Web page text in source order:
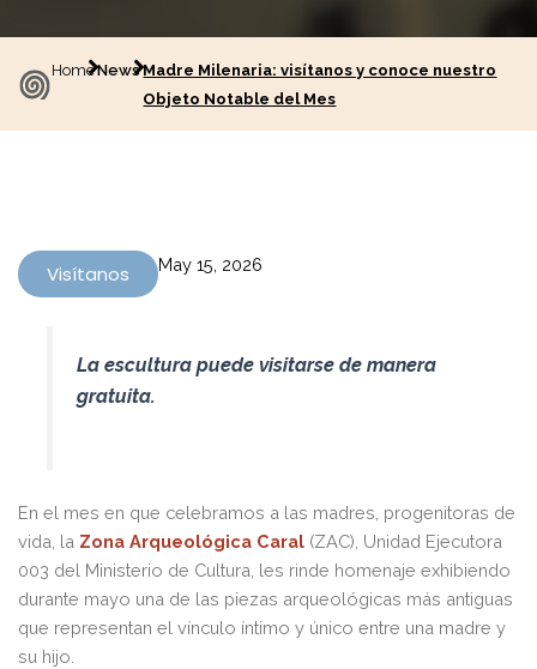
HomeNewsMadre Milenaria: visítanos y conoce nuestro
Objeto Notable del Mes
Visítanos May 15, 2026
La escultura puede visitarse de manera
gratuita.
En el mes en que celebramos a las madres, progenitoras de
vida, la Zona Arqueológica Caral (ZAC), Unidad Ejecutora
003 del Ministerio de Cultura, les rinde homenaje exhibiendo
durante mayo una de las piezas arqueológicas más antiguas
que representan el vínculo íntimo y único entre una madre y
su hijo.